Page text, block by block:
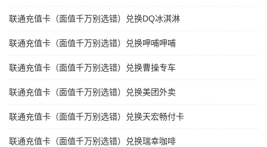
联通充值卡（面值千万别选错）兑换DQ冰淇淋
联通充值卡（面值千万别选错）兑换呷哺呷哺
联通充值卡（面值千万别选错）兑换曹操专车
联通充值卡（面值千万别选错）兑换美团外卖
联通充值卡（面值千万别选错）兑换天宏畅付卡
联通充值卡（面值千万别选错）兑换瑞幸咖啡